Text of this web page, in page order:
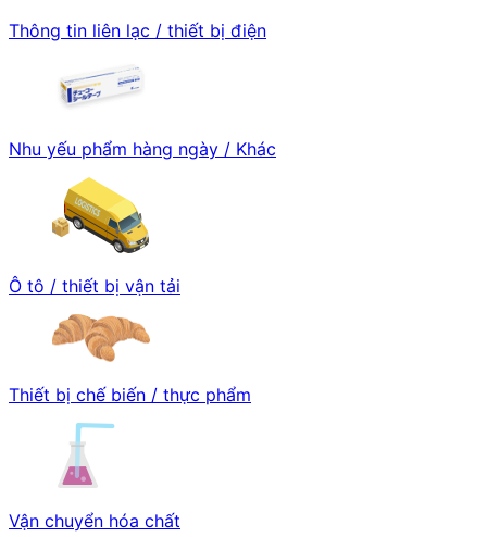
Thông tin liên lạc / thiết bị điện
Nhu yếu phẩm hàng ngày / Khác
Ô tô / thiết bị vận tải
Thiết bị chế biến / thực phẩm
Vận chuyển hóa chất